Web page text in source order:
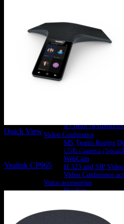
IP Network PA System
IP-PBX Solutions
IP-PBX, Cloud
VoIP Gateways
Meeting Rooms
Booking Meeting
New and Renovate
แก้ปัญหาเสียงก้อง เ
Sound Systems(ชุด
ไมโครโฟนสำหรับห้
ลำโพงสำหรับห้องป
Video Conference
MS Teams Rooms
USB Camera
WebCam
H.323 and SIP
Video Conference
Voice accessories
Headset
Wireless Present
Quick View
IP Phone, Conference Phone and
Yealink CP965